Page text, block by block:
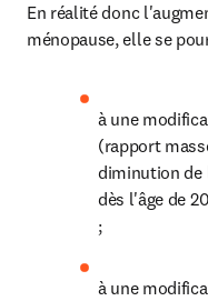
En réalité donc
ménopause, elle se
à une
(rapport
diminution de
dès l'âge de
;
à une